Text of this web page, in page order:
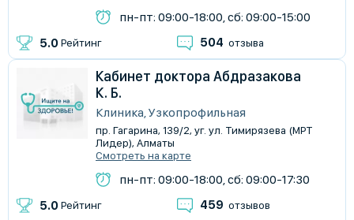
пн-пт: 09:00-18:00, сб: 09:00-15:00
5.0 Рейтинг 504 отзыва
Кабинет доктора Абдразакова
К. Б.
Клиника, Узкопрофильная
пр. Гагарина, 139/2, уг. ул. Тимирязева (МРТ
Лидер), Алматы
Смотреть на карте
пн-пт: 09:00-18:00, сб: 09:00-17:30
5.0 Рейтинг 459 отзывов